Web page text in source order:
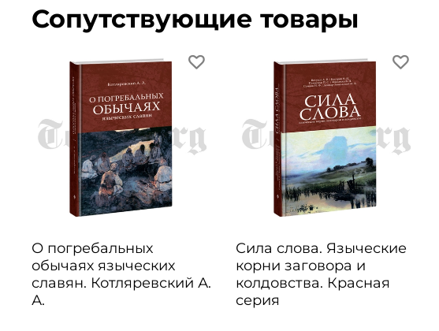
Сопутствующие товары
О погребальных
обычаях языческих
славян. Котляревский А.
А.
Сила слова. Языческие
корни заговора и
колдовства. Красная
серия